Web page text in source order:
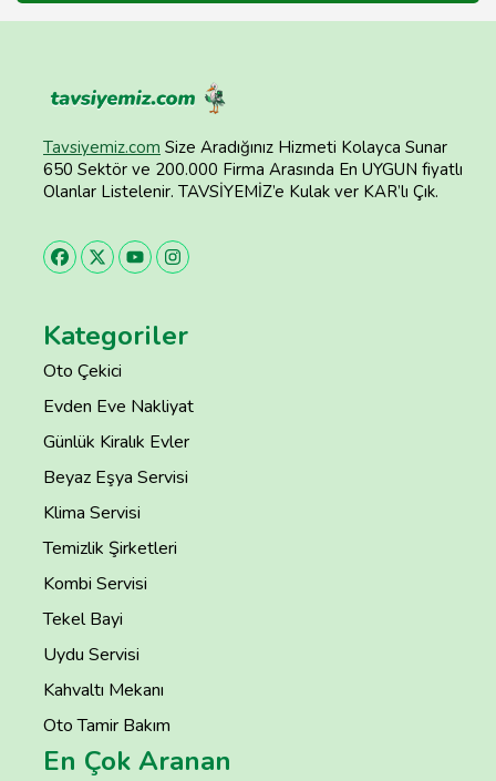
Tavsiyemiz.com Size Aradığınız Hizmeti Kolayca Sunar
650 Sektör ve 200.000 Firma Arasında En UYGUN fiyatlı
Olanlar Listelenir. TAVSİYEMİZ’e Kulak ver KAR’lı Çık.
Kategoriler
Oto Çekici
Evden Eve Nakliyat
Günlük Kiralık Evler
Beyaz Eşya Servisi
Klima Servisi
Temizlik Şirketleri
Kombi Servisi
Tekel Bayi
Uydu Servisi
Kahvaltı Mekanı
Oto Tamir Bakım
En Çok Aranan